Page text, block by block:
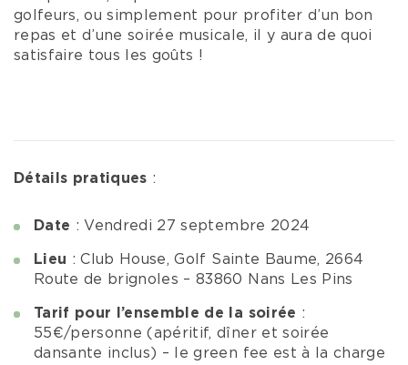
golfeurs, ou simplement pour profiter d’un bon
repas et d’une soirée musicale, il y aura de quoi
satisfaire tous les goûts !
Détails pratiques :
Date : Vendredi 27 septembre 2024
Lieu : Club House, Golf Sainte Baume, 2664
Route de brignoles – 83860 Nans Les Pins
Tarif pour l’ensemble de la soirée :
55€/personne (apéritif, dîner et soirée
dansante inclus) – le green fee est à la charge